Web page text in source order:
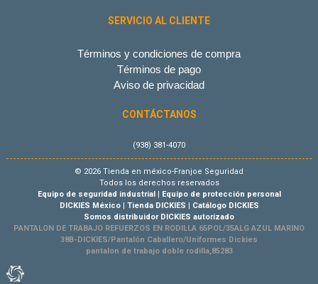
SERVICIO AL CLIENTE
Términos y condiciones de compra
Términos de pago
Aviso de privacidad
CONTÁCTANOS
(938) 381-4070
© 2026 Tienda en méxico-Franjoe Seguridad
Todos los derechos reservados
Equipo de seguridad industrial
Equipo de protección personal
DICKIES México| Tienda DICKIES
Catálogo DICKIES
Somos distribuidor DICKIES autorizado
PANTALON DE TRABAJO REFUERZOS EN RODILLA 65POL/35ALG AZUL MARINO
38B-DICKIES/Pantalón Caballero/Uniformes Dickies
pantalon de trabajo doble rodilla,85283